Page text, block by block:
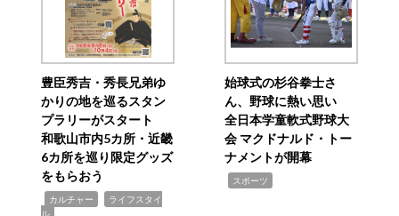
豊臣秀吉・秀長兄弟ゆ
かりの地を巡るスタン
プラリーがスタート
和歌山市内5カ所・近畿
6カ所を巡り限定グッズ
をもらおう
カルチャー
ライフスタイ
ル
始球式の杉谷拳士さ
ん、野球に熱い思い
全日本学童軟式野球大
会 マクドナルド・トー
ナメントが開幕
スポーツ